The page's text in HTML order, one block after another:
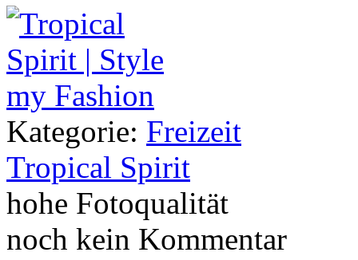
Kategorie: Freizeit
Tropical Spirit
hohe Fotoqualität
noch kein Kommentar